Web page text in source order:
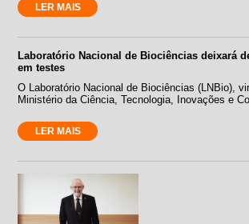
LER MAIS
Laboratório Nacional de Biociências deixará
em testes
O Laboratório Nacional de Biociências (LNBio),
Ministério da Ciência, Tecnologia, Inovações e
LER MAIS